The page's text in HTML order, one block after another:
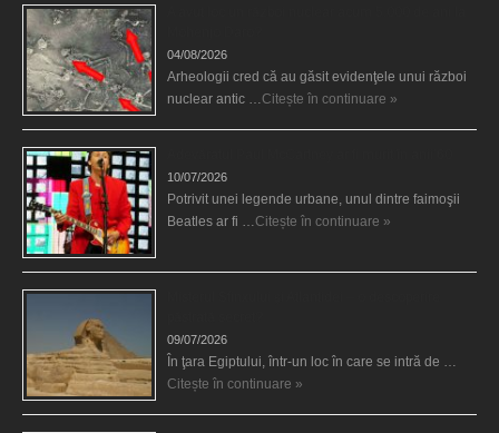
04/08/2026
Arheologii cred că au găsit evidenţele unui război
nuclear antic …Citește în continuare »
10/07/2026
Potrivit unei legende urbane, unul dintre faimoşii
Beatles ar fi …Citește în continuare »
09/07/2026
În ţara Egiptului, într-un loc în care se intră de …
Citește în continuare »